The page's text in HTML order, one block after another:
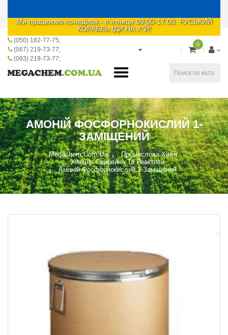
Ми працюємо понеділок - п'ятниця 09:00-17:00. РУСЬКИЙ
КОРАБЛЬ ІДИ НА Х*Й!
(050) 182-77-75
(067) 219-73-77
(093) 219-73-77
0
АМОНІЙ ФОСФОРНОКИСЛИЙ 1-
ЗАМІЩЕНИЙ
Megachem.com.ua
Промислова Хімія
Хімічна Сировина Та Реактиви
Амоній Фосфорнокислий 1-Заміщений